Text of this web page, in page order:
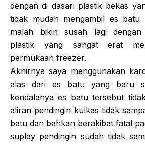
dengan di dasari plastik bekas
tidak mudah mengambil es
malah bikin susah lagi dengan
plastik yang sangat erat
permukaan freezer.
Akhirnya saya menggunakan
alas dari es batu yang baru
kendalanya es batu tersebut
aliran pendingin kulkas tidak
batu dan bahkan berakibat fatal
suplay pendingin sudah tidak